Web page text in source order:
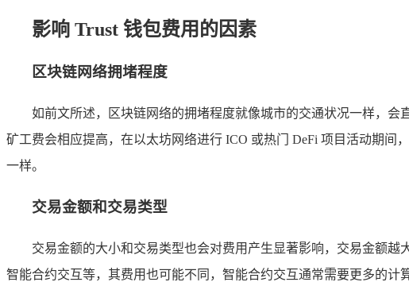
影响 Trust 钱包费用的因素
区块链网络拥堵程度
如前文所述，区块链网络的拥堵程度就像城市的交通状况一样，会
矿工费会相应提高，在以太坊网络进行 ICO 或热门 DeFi 项目活动期
一样。
交易金额和交易类型
交易金额的大小和交易类型也会对费用产生显著影响，交易金额
智能合约交互等，其费用也可能不同，智能合约交互通常需要更多的计